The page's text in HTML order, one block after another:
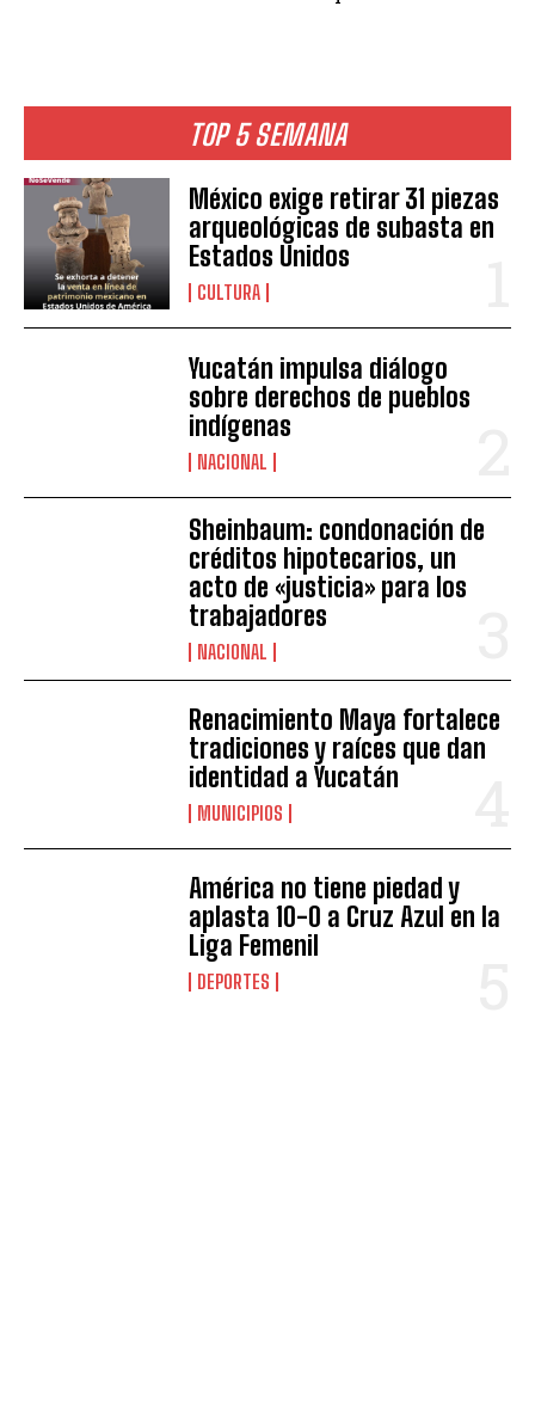
TOP 5 SEMANA
México exige retirar 31 piezas
arqueológicas de subasta en
Estados Unidos
CULTURA
Yucatán impulsa diálogo
sobre derechos de pueblos
indígenas
NACIONAL
Sheinbaum: condonación de
créditos hipotecarios, un
acto de «justicia» para los
trabajadores
NACIONAL
Renacimiento Maya fortalece
tradiciones y raíces que dan
identidad a Yucatán
MUNICIPIOS
América no tiene piedad y
aplasta 10-0 a Cruz Azul en la
Liga Femenil
DEPORTES